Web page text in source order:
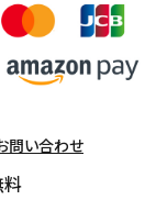
問い合わせ
料